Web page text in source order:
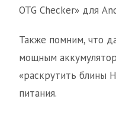
OTG Checker» для
Также помним, что
мощным
«раскрутить блины
питания.